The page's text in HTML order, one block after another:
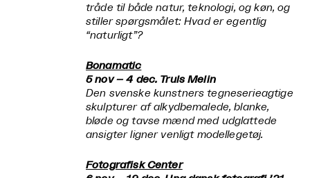
tråde til både natur, teknologi, og køn, og
stiller spørgsmålet: Hvad er egentlig
“naturligt”?
Bonamatic
5 nov – 4 dec. Truls Melin
Den svenske kunstners tegneserieagtige
skulpturer af alkydbemalede, blanke,
bløde og tavse mænd med udglattede
ansigter ligner venligt modellegetøj.
Fotografisk Center